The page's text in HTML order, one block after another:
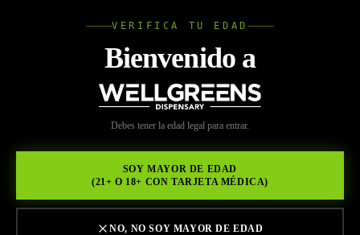
VERIFICA TU EDAD
Bienvenido a
Debes tener la edad legal para entrar.
SOY MAYOR DE EDAD
(21+ O 18+ CON TARJETA MÉDICA)
NO, NO SOY MAYOR DE EDAD
Volver a Recursos
Wellgreens: Desbloqueando
el Oasis Verde en San Diego